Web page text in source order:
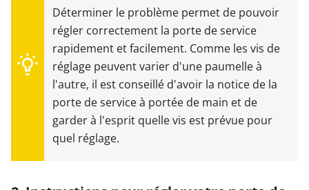
Déterminer le problème permet de pouvoir
régler correctement la porte de service
rapidement et facilement. Comme les vis de
réglage peuvent varier d'une paumelle à
l'autre, il est conseillé d'avoir la notice de la
porte de service à portée de main et de
garder à l'esprit quelle vis est prévue pour
quel réglage.